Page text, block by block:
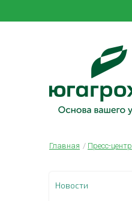
Главная Пресс-центр
Новости